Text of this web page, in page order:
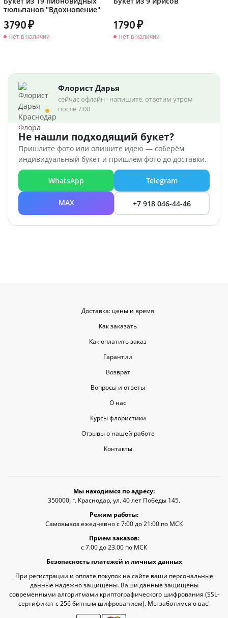
тюльпанов "Вдохновение"
3790
нет в наличии
1790
нет в наличии
Флорист Дарья
сейчас офлайн · напишите, ответим утром
после 7:00
Не нашли подходящий букет?
Пришлите фото или опишите идею — соберём
индивидуальный букет и пришлём фото до доставки.
WhatsApp Telegram
MAX +7 918 046-44-46
Доставка: цены и время
Как заказать
Как оплатить заказ
Гарантии
Возврат
Вопросы и ответы
О нас
Курсы флористики
Отзывы о нашей работе
Контакты
Мы находимся по адресу:
350000, г. Краснодар, ул. 40 лет Победы 145.
Режим работы:
Самовывоз ежедневно с 7:00 до 21:00 по МСК
Прием заказов:
с 7.00 до 23.00 по МСК
Безопасность платежей и личных данных
При регистрации и оплате покупок на сайте ваши персональные
данные надёжно защищены. Ваши данные защищены
современными алгоритмами криптографического шифрования (SSL-
сертификат c 256 битным шифрованием). Мы заботимся о вас!